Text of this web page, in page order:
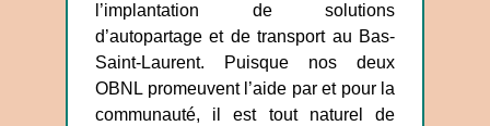
l’implantation de solutions
d’autopartage et de transport au Bas-
Saint-Laurent. Puisque nos deux
OBNL promeuvent l’aide par et pour la
communauté, il est tout naturel de